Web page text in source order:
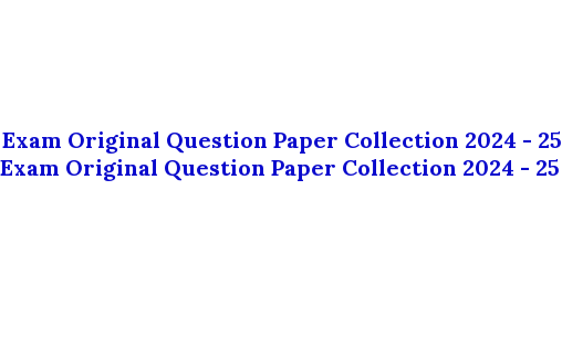
Original Question Paper Collection 2024 - 25
Original Question Paper Collection 2024 - 25